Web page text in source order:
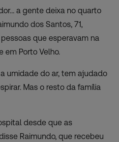
a gente deixa no quarto
dos Santos, 71,
que esperavam na
em Porto Velho.
umidade do ar, tem ajudado
Mas o resto da família
desde que as
Raimundo, que recebeu